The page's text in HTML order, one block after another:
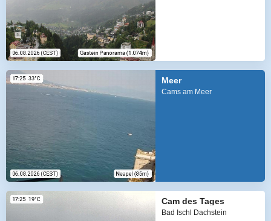
Meer
Cams am Meer
Cam des Tages
Bad Ischl Dachstein